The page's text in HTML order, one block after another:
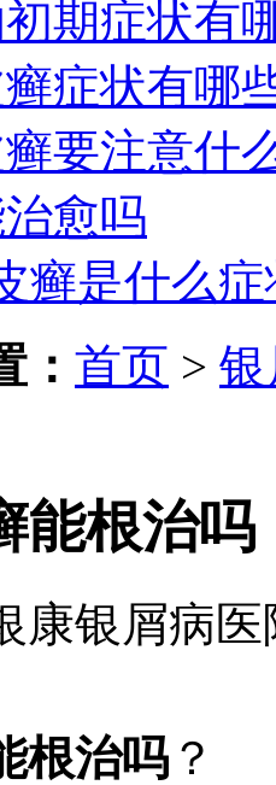
期症状有
症状有哪
要注意什
愈吗
癣是什么症
： 首页 >
能根治吗
康银屑病医
根治吗 ？